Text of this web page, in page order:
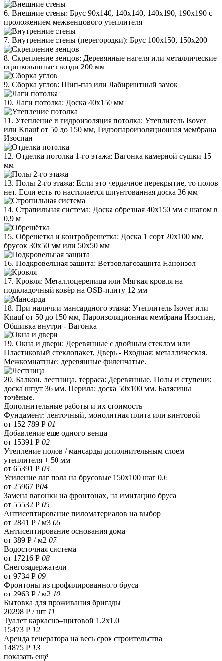
6. Внешние стены: Брус 90х140, 140х140, 140х190, 190х190 с
проложением межвенцового утеплителя
7. Внутренние стены (перегородки): Брус 100х150, 150х200
8. Скрепление венцов: Деревянные нагеля или металлические
оцинкованные гвозди 200 мм
9. Сборка углов: Шип-паз или Лабиринтный замок
10. Лаги потолка: Доска 40х150 мм
11. Утепление и гидроизоляция потолка: Утеплитель Isover
или Knauf от 50 до 150 мм, Гидропароизоляционная мембрана
Изоспан
12. Отделка потолка 1-го этажа: Вагонка камерной сушки 15
мм
13. Полы 2-го этажа: Если это чердачное перекрытие, то полов
нет. Если есть то настилается шпунтованная доска 36 мм
14. Страпильная система: Доска обрезная 40х150 мм с шагом в
0,9 м
15. Обрешетка и контробрешетка: Доска 1 сорт 20х100 мм,
брусок 30х50 мм или 50х50 мм
16. Подкровельная защита: Ветровлагозащита Наноизол
17. Кровля: Металлоцерепица или Мягкая кровля на
подкладочный ковёр на OSB-плиту 12 мм
18. При наличии мансардного этажа: Утеплитель Isover или
Knauf от 50 до 150 мм, Пароизоляционная мембрана Изоспан,
Обшивка внутри - Вагонка
19. Окна и двери: Деревянные с двойным стеклом или
Пластиковый стеклопакет, Дверь - Входная: металлическая.
Межкомнатные: деревянные филенчатые.
20. Балкон, лестница, терраса: Деревянные. Полы и ступени:
доска шпут 36 мм. Перила: доска 50х100 мм. Балясины
точёные.
Дополнительные работы и их стоимость
Фундамент: ленточный, монолитная плита или винтовой
от 152 789 Р 01
Добавление еще одного венца
от 15391 Р 02
Утепление полов / мансарды дополнительным слоем
утеплителя + 50 мм
от 65391 Р 03
Усиление лаг пола на брусовые 150х100 шаг 0.6
от 25967 Р04
Замена вагонки на фронтонах, на имитацию бруса
от 55532 Р 05
Антисептирование пиломатериалов на выбор
от 2841 Р / м3 06
Антисептирование основания дома
от 389 Р / м2 07
Водосточная система
от 17216 Р 08
Снегозадержатели
от 9734 Р 09
Фронтоны из профилированного бруса
от 2963 Р / м2 10
Бытовка для проживания бригады
20298 Р / шт 11
Туалет каркасно–щитовой 1.2х1.0
15473 Р 12
Аренда генератора на весь срок строительства
14875 Р 13
показать ещё